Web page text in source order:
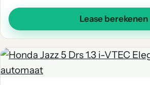
Lease berekenen